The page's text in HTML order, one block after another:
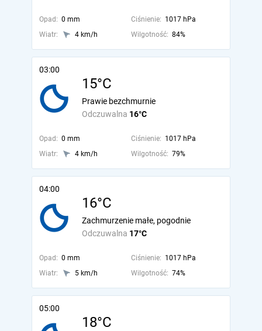
Opad: 0 mm Ciśnienie: 1017 hPa
Wiatr:
4 km/h Wilgotność: 84%
03:00
15°C
Odczuwalna 16°C
Prawie bezchmurnie
Opad: 0 mm Ciśnienie: 1017 hPa
Wiatr:
4 km/h Wilgotność: 79%
04:00
16°C
Odczuwalna 17°C
Zachmurzenie małe, pogodnie
Opad: 0 mm Ciśnienie: 1017 hPa
Wiatr:
5 km/h Wilgotność: 74%
05:00
18°C